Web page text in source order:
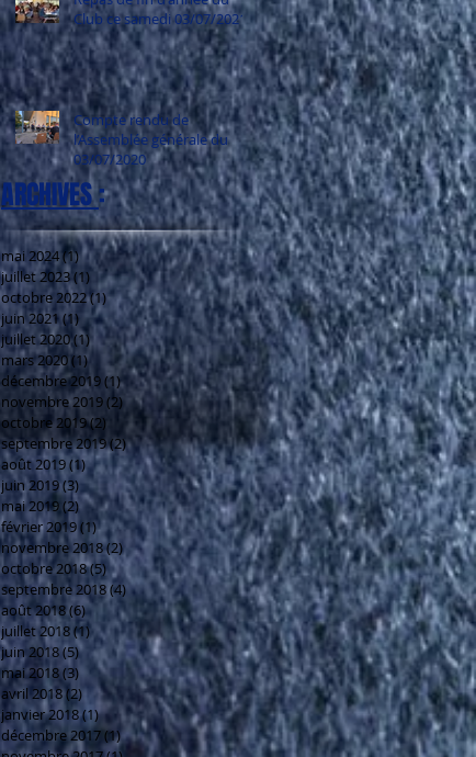
Club ce samedi 03/07/2021
Compte rendu de
l’Assemblée générale du
03/07/2020
mai 2024(1)1 post
juillet 2023(1) 1 post
octobre 2022(1)1 post
juin 2021(1) 1 post
juillet 2020(1)1 post
mars 2020(1)1 post
décembre 2019(1)1 post
novembre 2019(2) 2 posts
octobre 2019(2) 2 posts
septembre 2019(2)2 posts
août 2019(1)1 post
juin 2019(3)3 posts
mai 2019(2) 2 posts
février 2019(1)1 post
novembre 2018(2) 2 posts
octobre 2018(5)5 posts
septembre 2018(4) 4 posts
août 2018(6)6 posts
juillet 2018(1) 1 post
juin 2018(5)5 posts
mai 2018(3) 3 posts
avril 2018(2)2 posts
janvier 2018(1)1 post
décembre 2017(1)1 post
ARCHIVES: